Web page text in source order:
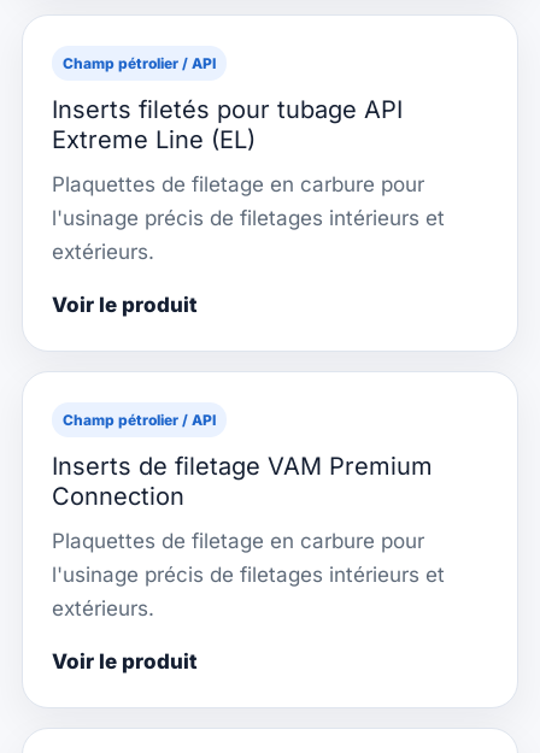
Champ pétrolier / API
Inserts filetés pour tubage API
Extreme Line (EL)
Plaquettes de filetage en carbure pour
l'usinage précis de filetages intérieurs et
extérieurs.
Voir le produit
Champ pétrolier / API
Inserts de filetage VAM Premium
Connection
Plaquettes de filetage en carbure pour
l'usinage précis de filetages intérieurs et
extérieurs.
Voir le produit